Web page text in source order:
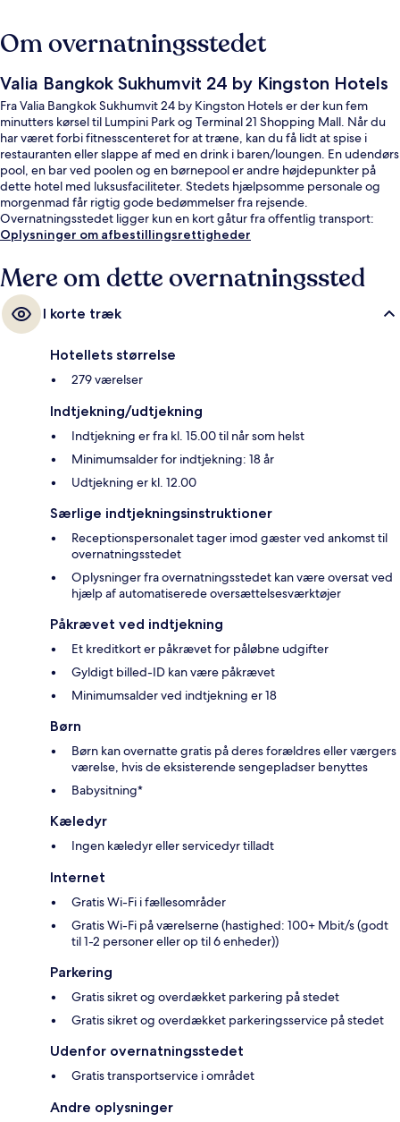
Om overnatningsstedet
Valia Bangkok Sukhumvit 24 by Kingston Hotels
Fra Valia Bangkok Sukhumvit 24 by Kingston Hotels er der kun fem
minutters kørsel til Lumpini Park og Terminal 21 Shopping Mall. Når du
har været forbi fitnesscenteret for at træne, kan du få lidt at spise i
restauranten eller slappe af med en drink i baren/loungen. En udendørs
pool, en bar ved poolen og en børnepool er andre højdepunkter på
dette hotel med luksusfaciliteter. Stedets hjælpsomme personale og
morgenmad får rigtig gode bedømmelser fra rejsende.
Overnatningsstedet ligger kun en kort gåtur fra offentlig transport:
Queen Sirikit National Convention Centre Metrostation ligger 10
Oplysninger om afbestillingsrettigheder
Mere om dette overnatningssted
I korte træk
Hotellets størrelse
279 værelser
Indtjekning/udtjekning
Indtjekning er fra kl. 15.00 til når som helst
Minimumsalder for indtjekning: 18 år
Udtjekning er kl. 12.00
Særlige indtjekningsinstruktioner
Receptionspersonalet tager imod gæster ved ankomst til
overnatningsstedet
Oplysninger fra overnatningsstedet kan være oversat ved
hjælp af automatiserede oversættelsesværktøjer
Påkrævet ved indtjekning
Et kreditkort er påkrævet for påløbne udgifter
Gyldigt billed-ID kan være påkrævet
Minimumsalder ved indtjekning er 18
Børn
Børn kan overnatte gratis på deres forældres eller værgers
værelse, hvis de eksisterende sengepladser benyttes
Babysitning*
Kæledyr
Ingen kæledyr eller servicedyr tilladt
Internet
Gratis Wi-Fi i fællesområder
Gratis Wi-Fi på værelserne (hastighed: 100+ Mbit/s (godt
til 1-2 personer eller op til 6 enheder))
Parkering
Gratis sikret og overdækket parkering på stedet
Gratis sikret og overdækket parkeringsservice på stedet
Udenfor overnatningsstedet
Gratis transportservice i området
Andre oplysninger